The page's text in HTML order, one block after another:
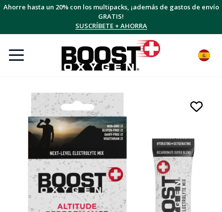
Ahorre hasta un 20% con los multipacks, ¡además de gastos de envío
GRATIS!
SUSCRÍBETE + AHORRA